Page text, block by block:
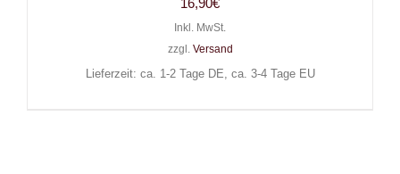
16,90€
Inkl. MwSt.
zzgl. Versand
Lieferzeit: ca. 1-2 Tage DE, ca. 3-4 Tage EU